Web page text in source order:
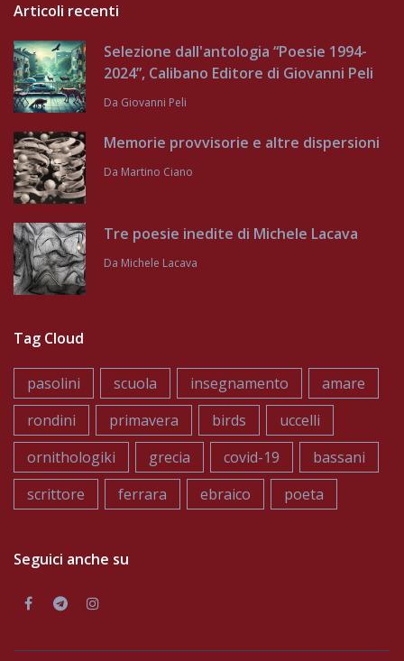
Articoli recenti
Selezione dall'antologia “Poesie 1994-
2024”, Calibano Editore di Giovanni Peli
Da Giovanni Peli
Memorie provvisorie e altre dispersioni
Da Martino Ciano
Tre poesie inedite di Michele Lacava
Da Michele Lacava
Tag Cloud
pasolini scuola insegnamento
amare
rondini
primavera birds
uccelli
ornithologiki
grecia covid-19
bassani
scrittore
ferrara ebraico poeta
Seguici anche su